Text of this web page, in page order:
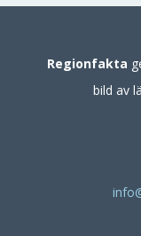
Regionfakta
bild av